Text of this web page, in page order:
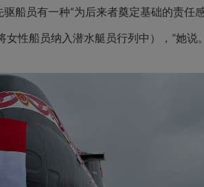
船员有一种“为后来者奠定基础的责任感
性船员纳入潜水艇员行列中），”她说。